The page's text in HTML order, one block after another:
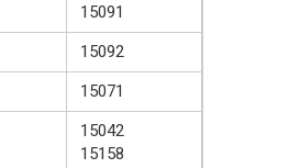
15091
15092
15071
15042
15158